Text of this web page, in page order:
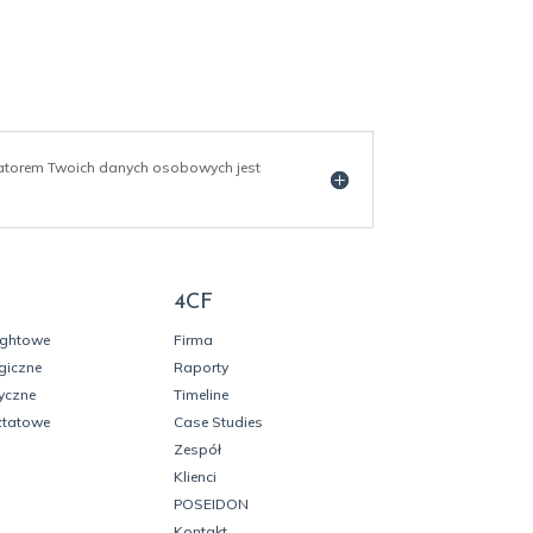
Twoich danych osobowych jest
4CF
Firma
Raporty
Timeline
Case Studies
Zespół
Klienci
POSEIDON